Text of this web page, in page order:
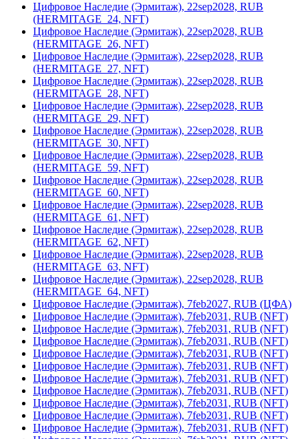
Цифровое Наследие (Эрмитаж), 22sep2028, RUB
(HERMITAGE_24, NFT)
Цифровое Наследие (Эрмитаж), 22sep2028, RUB
(HERMITAGE_26, NFT)
Цифровое Наследие (Эрмитаж), 22sep2028, RUB
(HERMITAGE_27, NFT)
Цифровое Наследие (Эрмитаж), 22sep2028, RUB
(HERMITAGE_28, NFT)
Цифровое Наследие (Эрмитаж), 22sep2028, RUB
(HERMITAGE_29, NFT)
Цифровое Наследие (Эрмитаж), 22sep2028, RUB
(HERMITAGE_30, NFT)
Цифровое Наследие (Эрмитаж), 22sep2028, RUB
(HERMITAGE_59, NFT)
Цифровое Наследие (Эрмитаж), 22sep2028, RUB
(HERMITAGE_60, NFT)
Цифровое Наследие (Эрмитаж), 22sep2028, RUB
(HERMITAGE_61, NFT)
Цифровое Наследие (Эрмитаж), 22sep2028, RUB
(HERMITAGE_62, NFT)
Цифровое Наследие (Эрмитаж), 22sep2028, RUB
(HERMITAGE_63, NFT)
Цифровое Наследие (Эрмитаж), 22sep2028, RUB
(HERMITAGE_64, NFT)
Цифровое Наследие (Эрмитаж), 7feb2027, RUB (ЦФА)
Цифровое Наследие (Эрмитаж), 7feb2031, RUB (NFT)
Цифровое Наследие (Эрмитаж), 7feb2031, RUB (NFT)
Цифровое Наследие (Эрмитаж), 7feb2031, RUB (NFT)
Цифровое Наследие (Эрмитаж), 7feb2031, RUB (NFT)
Цифровое Наследие (Эрмитаж), 7feb2031, RUB (NFT)
Цифровое Наследие (Эрмитаж), 7feb2031, RUB (NFT)
Цифровое Наследие (Эрмитаж), 7feb2031, RUB (NFT)
Цифровое Наследие (Эрмитаж), 7feb2031, RUB (NFT)
Цифровое Наследие (Эрмитаж), 7feb2031, RUB (NFT)
Цифровое Наследие (Эрмитаж), 7feb2031, RUB (NFT)